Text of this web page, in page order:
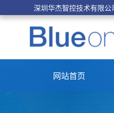
深圳华杰智控技术有限公
网站首页